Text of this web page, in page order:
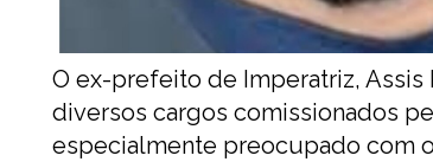
O ex-prefeito de Imperatriz, Assis
diversos cargos comissionados
especialmente preocupado com